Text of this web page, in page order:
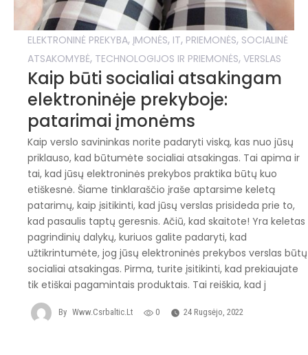
ELEKTRONINĖ PREKYBA,ĮMONĖS, IT, PRIEMONĖS, SOCIALINĖ
ATSAKOMYBĖ, TECHNOLOGIJOS IR PRIEMONĖS,VERSLAS
Kaip būti socialiai atsakingam
elektroninėje prekyboje:
patarimai įmonėms
Kaip verslo savininkas norite padaryti viską, kas nuo jūsų
priklauso, kad būtumėte socialiai atsakingas. Tai apima ir
tai, kad jūsų elektroninės prekybos praktika būtų kuo
etiškesnė. Šiame tinklaraščio įraše aptarsime keletą
patarimų, kaip įsitikinti, kad jūsų verslas prisideda prie to,
kad pasaulis taptų geresnis. Ačiū, kad skaitote! Yra keletas
pagrindinių dalykų, kuriuos galite padaryti, kad
užtikrintumėte, jog jūsų elektroninės prekybos verslas būtų
socialiai atsakingas. Pirma, turite įsitikinti, kad prekiaujate
tik etiškai pagamintais produktais. Tai reiškia, kad j
By Www.csrbaltic.lt 0 24 Rugsėjo, 2022